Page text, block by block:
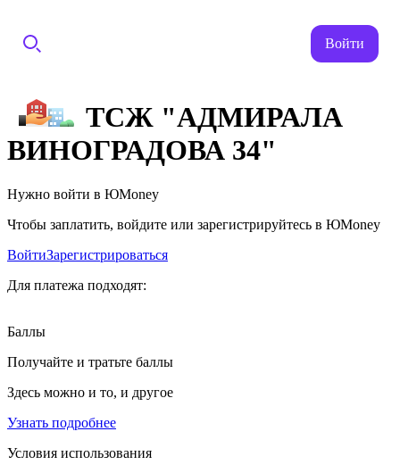
Войти
ТСЖ "АДМИРАЛА
ВИНОГРАДОВА 34"
Нужно войти в ЮMoney
Чтобы заплатить, войдите или зарегистрируйтесь в ЮMoney
ВойтиЗарегистрироваться
Для платежа подходят:
Баллы
Получайте и тратьте баллы
Здесь можно и то, и другое
Узнать подробнее
Условия использования